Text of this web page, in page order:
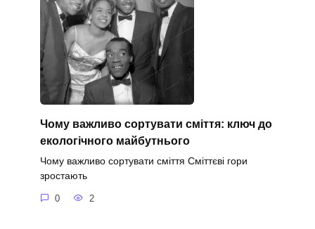
Чому важливо сортувати сміття: ключ до
екологічного майбутнього
Чому важливо сортувати сміття Сміттєві гори
зростають
0 2